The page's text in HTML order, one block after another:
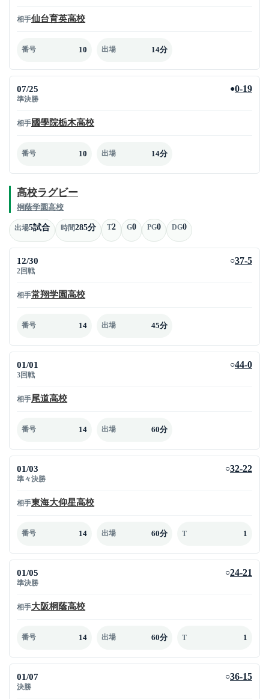
相手仙台育英高校
番号 10 出場 14分
07/25
準決勝
●0-19
相手國學院栃木高校
番号 10 出場 14分
高校ラグビー
桐蔭学園高校
出場5試合 時間285分 T2 G0 PG0 DG0
12/30
2回戦
○37-5
相手常翔学園高校
番号 14 出場 45分
01/01
3回戦
○44-0
相手尾道高校
番号 14 出場 60分
01/03
準々決勝
○32-22
相手東海大仰星高校
番号 14 出場 60分 T 1
01/05
準決勝
○24-21
相手大阪桐蔭高校
番号 14 出場 60分 T 1
01/07
決勝
○36-15